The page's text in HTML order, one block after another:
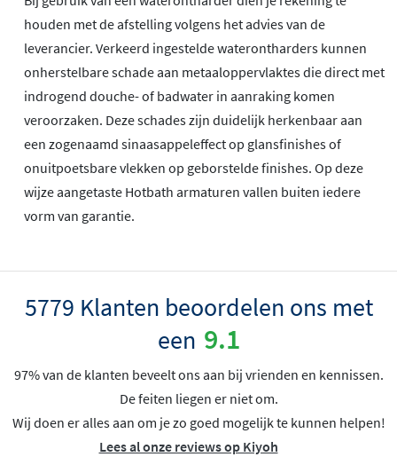
houden met de afstelling volgens het advies van de
leverancier. Verkeerd ingestelde waterontharders kunnen
onherstelbare schade aan metaaloppervlaktes die direct met
indrogend douche- of badwater in aanraking komen
veroorzaken. Deze schades zijn duidelijk herkenbaar aan
een zogenaamd sinaasappeleffect op glansfinishes of
onuitpoetsbare vlekken op geborstelde finishes. Op deze
wijze aangetaste Hotbath armaturen vallen buiten iedere
vorm van garantie.
5779 Klanten beoordelen ons met
een 9.1
97% van de klanten beveelt ons aan bij vrienden en kennissen.
De feiten liegen er niet om.
Wij doen er alles aan om je zo goed mogelijk te kunnen helpen!
Lees al onze reviews op Kiyoh